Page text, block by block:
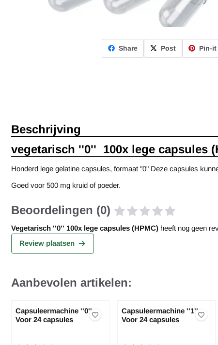
Share Post Pin-it
Beschrijving
vegetarisch ''0'' 100x lege capsules
Honderd lege gelatine capsules, formaat "0" Deze capsules
Goed voor 500 mg kruid of poeder.
Beoordelingen (0)
Vegetarisch ''0'' 100x lege capsules (HPMC) heeft nog geen
Review plaatsen
Aanbevolen artikelen:
Capsuleermachine ''0'' -
Voor 24 capsules
Capsuleermachine ''1'' -
Voor 24 capsules